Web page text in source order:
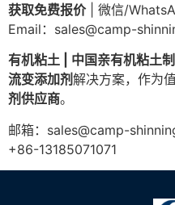
获取免费报价| 微信/
Email： sales@camp-
有机粘土 | 中国亲有机粘土
流变添加剂解决方案，作为
剂供应商。
邮箱： sales@camp-
+86-13185071071